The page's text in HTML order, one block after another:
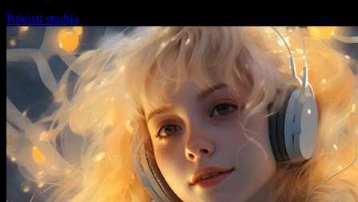
Paleisti studiją